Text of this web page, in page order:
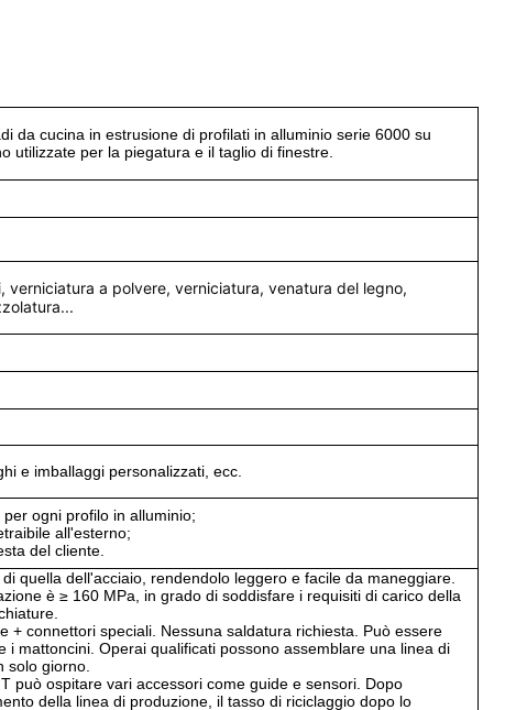
da cucina in estrusione di profilati in alluminio serie 6000 su
utilizzate per la piegatura e il taglio di finestre.
verniciatura a polvere, verniciatura, venatura del legno,
e imballaggi personalizzati, ecc.
ogni profilo in alluminio;
all'esterno;
del cliente.
quella dell'acciaio, rendendolo leggero e facile da maneggiare.
è ≥ 160 MPa, in grado di soddisfare i requisiti di carico della
+ connettori speciali. Nessuna saldatura richiesta. Può essere
i mattoncini. Operai qualificati possono assemblare una linea di
solo giorno.
può ospitare vari accessori come guide e sensori. Dopo
della linea di produzione, il tasso di riciclaggio dopo lo